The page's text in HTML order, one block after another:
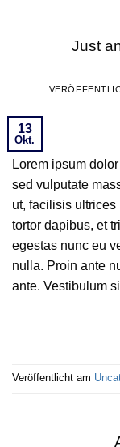
Just
13
Okt.
Lorem ipsum
sed vulputate
ut, facilisis
tortor dapibus, et
egestas nunc eu
nulla. Proin ante
ante. Vestibulum
Veröffentlicht am